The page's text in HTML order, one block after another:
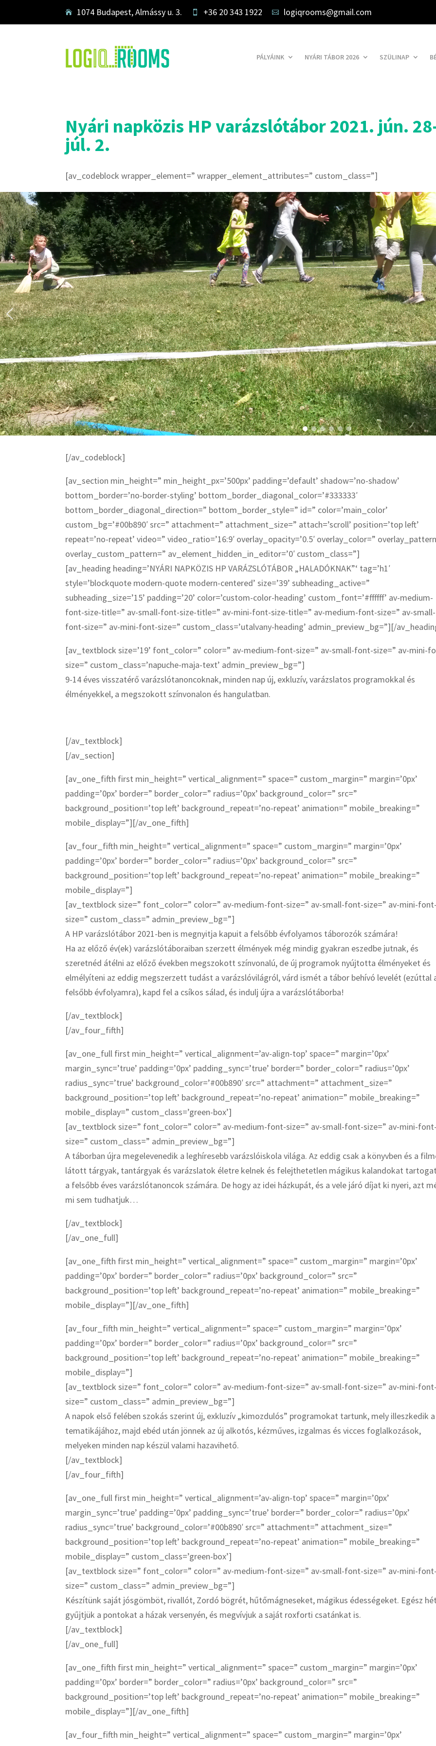
 1074 Budapest, Almássy u. 3.  +36 20 343 1922  logiqrooms@gmail.com
PÁLYÁINK NYÁRI TÁBOR 2026 SZÜLINAP
Nyári napközis HP varázslótábor 2021. jún.
júl. 2.
[av_codeblock wrapper_element=” wrapper_element_attributes=” custom_class=”]
[/av_codeblock]
[av_section min_height=” min_height_px=’500px’ padding=’default’ shadow=’no-shadow’
bottom_border=’no-border-styling’ bottom_border_diagonal_color=’#333333′
bottom_border_diagonal_direction=” bottom_border_style=” id=” color=’main_color’
custom_bg=’#00b890′ src=” attachment=” attachment_size=” attach=’scroll’ position=’top left’
repeat=’no-repeat’ video=” video_ratio=’16:9′ overlay_opacity=’0.5′ overlay_color=”
overlay_custom_pattern=” av_element_hidden_in_editor=’0′ custom_class=”]
[av_heading heading=’NYÁRI NAPKÖZIS HP VARÁZSLÓTÁBOR „HALADÓKNAK”‘ tag=’h1′
style=’blockquote modern-quote modern-centered’ size=’39’ subheading_active=”
subheading_size=’15’ padding=’20’ color=’custom-color-heading’ custom_font=’#ffffff’ av-medium-
font-size-title=” av-small-font-size-title=” av-mini-font-size-title=” av-medium-font-size=” av-small-
font-size=” av-mini-font-size=” custom_class=’utalvany-heading’ admin_preview_bg=”][/
[av_textblock size=’19’ font_color=” color=” av-medium-font-size=” av-small-font-size=” av-mini-
size=” custom_class=’napuche-maja-text’ admin_preview_bg=”]
9-14 éves visszatérő varázslótanoncoknak, minden nap új, exkluzív, varázslatos programokkal és
élményekkel, a megszokott színvonalon és hangulatban.
[/av_textblock]
[/av_section]
[av_one_fifth first min_height=” vertical_alignment=” space=” custom_margin=” margin=’0px’
padding=’0px’ border=” border_color=” radius=’0px’ background_color=” src=”
background_position=’top left’ background_repeat=’no-repeat’ animation=” mobile_breaking=”
mobile_display=”][/av_one_fifth]
[av_four_fifth min_height=” vertical_alignment=” space=” custom_margin=” margin=’0px’
padding=’0px’ border=” border_color=” radius=’0px’ background_color=” src=”
background_position=’top left’ background_repeat=’no-repeat’ animation=” mobile_breaking=”
mobile_display=”]
[av_textblock size=” font_color=” color=” av-medium-font-size=” av-small-font-size=” av-mini-
size=” custom_class=” admin_preview_bg=”]
A HP varázslótábor 2021-ben is megnyitja kapuit a felsőbb évfolyamos táborozók számára!
Ha az előző év(ek) varázslótáboraiban szerzett élmények még mindig gyakran eszedbe jutnak, és
szeretnéd átélni az előző években megszokott színvonalú, de új programok nyújtotta élményeket és
elmélyíteni az eddig megszerzett tudást a varázslóvilágról, várd ismét a tábor behívó levelét (ezúttal
felsőbb évfolyamra), kapd fel a csíkos sálad, és indulj újra a varázslótáborba!
[/av_textblock]
[/av_four_fifth]
[av_one_full first min_height=” vertical_alignment=’av-align-top’ space=” margin=’0px’
margin_sync=’true’ padding=’0px’ padding_sync=’true’ border=” border_color=” radius=’0px’
radius_sync=’true’ background_color=’#00b890′ src=” attachment=” attachment_size=”
background_position=’top left’ background_repeat=’no-repeat’ animation=” mobile_breaking=”
mobile_display=” custom_class=’green-box’]
[av_textblock size=” font_color=” color=” av-medium-font-size=” av-small-font-size=” av-mini-
size=” custom_class=” admin_preview_bg=”]
A táborban újra megelevenedik a leghíresebb varázslóiskola világa. Az eddig csak a könyvben és a
látott tárgyak, tantárgyak és varázslatok életre kelnek és felejthetetlen mágikus kalandokat
a felsőbb éves varázslótanoncok számára. De hogy az idei házkupát, és a vele járó díjat ki nyeri, azt
mi sem tudhatjuk…
[/av_textblock]
[/av_one_full]
[av_one_fifth first min_height=” vertical_alignment=” space=” custom_margin=” margin=’0px’
padding=’0px’ border=” border_color=” radius=’0px’ background_color=” src=”
background_position=’top left’ background_repeat=’no-repeat’ animation=” mobile_breaking=”
mobile_display=”][/av_one_fifth]
[av_four_fifth min_height=” vertical_alignment=” space=” custom_margin=” margin=’0px’
padding=’0px’ border=” border_color=” radius=’0px’ background_color=” src=”
background_position=’top left’ background_repeat=’no-repeat’ animation=” mobile_breaking=”
mobile_display=”]
[av_textblock size=” font_color=” color=” av-medium-font-size=” av-small-font-size=” av-mini-
size=” custom_class=” admin_preview_bg=”]
A napok első felében szokás szerint új, exkluzív „kimozdulós” programokat tartunk, mely illeszkedik
tematikájához, majd ebéd után jönnek az új alkotós, kézműves, izgalmas és vicces foglalkozások,
melyeken minden nap készül valami hazavihető.
[/av_textblock]
[/av_four_fifth]
[av_one_full first min_height=” vertical_alignment=’av-align-top’ space=” margin=’0px’
margin_sync=’true’ padding=’0px’ padding_sync=’true’ border=” border_color=” radius=’0px’
radius_sync=’true’ background_color=’#00b890′ src=” attachment=” attachment_size=”
background_position=’top left’ background_repeat=’no-repeat’ animation=” mobile_breaking=”
mobile_display=” custom_class=’green-box’]
[av_textblock size=” font_color=” color=” av-medium-font-size=” av-small-font-size=” av-mini-
size=” custom_class=” admin_preview_bg=”]
Készítünk saját jósgömböt, rivallót, Zordó bögrét, hűtőmágneseket, mágikus édességeket. Egész
gyűjtjük a pontokat a házak versenyén, és megvívjuk a saját roxforti csatánkat is.
[/av_textblock]
[/av_one_full]
[av_one_fifth first min_height=” vertical_alignment=” space=” custom_margin=” margin=’0px’
padding=’0px’ border=” border_color=” radius=’0px’ background_color=” src=”
background_position=’top left’ background_repeat=’no-repeat’ animation=” mobile_breaking=”
mobile_display=”][/av_one_fifth]
[av_four_fifth min_height=” vertical_alignment=” space=” custom_margin=” margin=’0px’